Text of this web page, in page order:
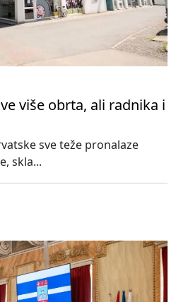
više obrta, ali radnika i
sve teže pronalaze
skla...